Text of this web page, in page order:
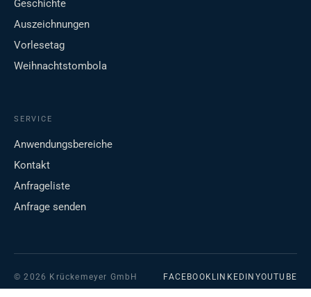
Geschichte
Auszeichnungen
Vorlesetag
Weihnachtstombola
SERVICE
Anwendungsbereiche
Kontakt
Anfrageliste
Anfrage senden
© 2026 Krückemeyer GmbH FACEBOOK LINKEDIN YOUTUBE